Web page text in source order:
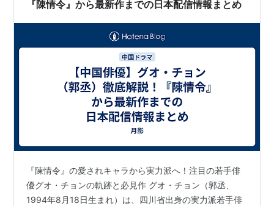
『陳情令』から最新作までの日本配信情報まとめ
『陳情令』の愛されキャラから実力派へ！注目の若手俳
優グオ・チョンの軌跡と必見作 グオ・チョン（郭丞、
1994年8月18日生まれ）は、四川省出身の実力派若手俳